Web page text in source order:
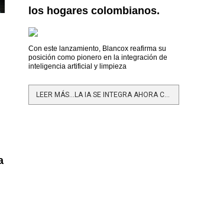
los hogares colombianos.
Con este lanzamiento, Blancox reafirma su
posición como pionero en la integración de
inteligencia artificial y limpieza
LEER MÁS…LA IA SE INTEGRA AHORA CON CONSEJOS DE LIMPIEZA EN EL HOGAR